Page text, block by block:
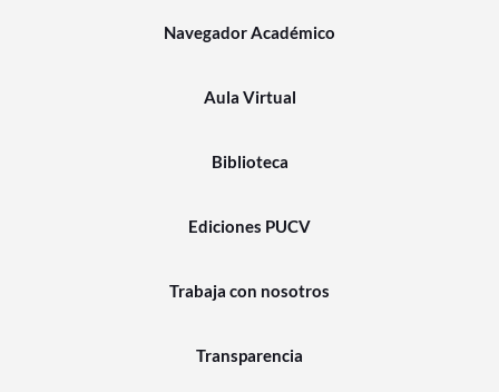
Navegador Académico
Aula Virtual
Biblioteca
Ediciones PUCV
Trabaja con nosotros
Transparencia